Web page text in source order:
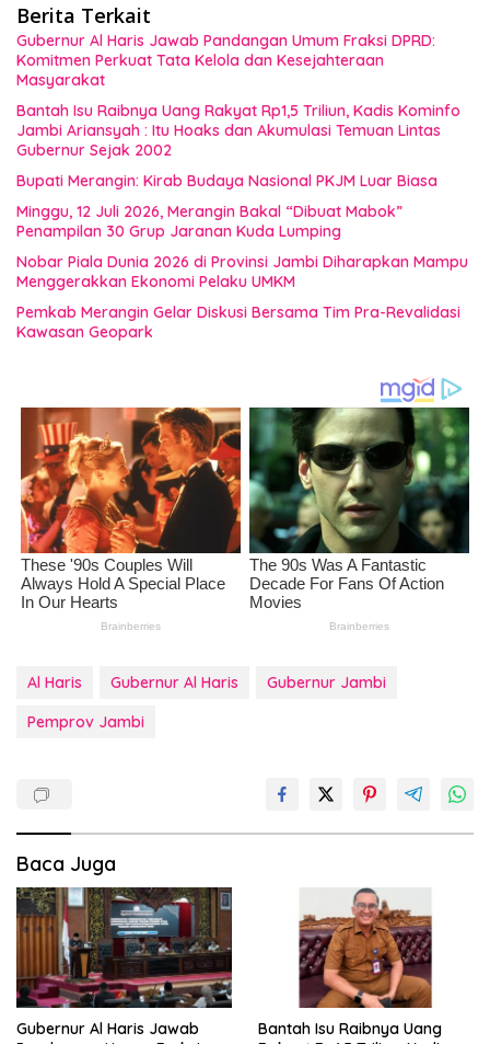
Berita Terkait
Gubernur Al Haris Jawab Pandangan Umum Fraksi DPRD:
Komitmen Perkuat Tata Kelola dan Kesejahteraan
Masyarakat
Bantah Isu Raibnya Uang Rakyat Rp1,5 Triliun, Kadis Kominfo
Jambi Ariansyah : Itu Hoaks dan Akumulasi Temuan Lintas
Gubernur Sejak 2002
Bupati Merangin: Kirab Budaya Nasional PKJM Luar Biasa
Minggu, 12 Juli 2026, Merangin Bakal “Dibuat Mabok”
Penampilan 30 Grup Jaranan Kuda Lumping
Nobar Piala Dunia 2026 di Provinsi Jambi Diharapkan Mampu
Menggerakkan Ekonomi Pelaku UMKM
Pemkab Merangin Gelar Diskusi Bersama Tim Pra-Revalidasi
Kawasan Geopark
Al Haris Gubernur Al Haris
Gubernur Jambi
Pemprov Jambi
Baca Juga
Gubernur Al Haris Jawab
Bantah Isu Raibnya Uang